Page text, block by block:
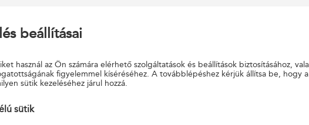
beállításai
használ az Ön számára elérhető szolgáltatások és beállítások biztosításához,
figyelemmel kíséréséhez. A továbblépéshez kérjük állítsa be, hogy
sütik kezeléséhez járul hozzá.
sütik